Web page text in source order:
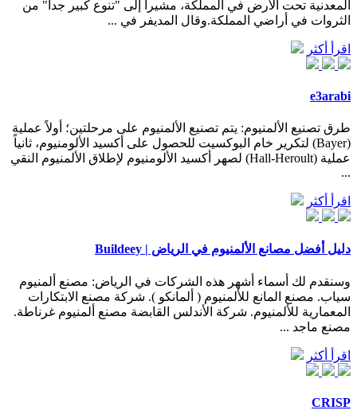
المعدنية تحت الأرض في المملكة، مشيرا إلى "تنوع كبير جدا" من
الثروات في أراضي المملكة.وقال المديفر في ...
اقرأ أكثر
e3arabi
طرق تصنيع الألمنيوم: يتم تصنيع الألمنيوم على مرحلتين؛ أولاً عملية
(Bayer) لتكرير خام البوكسيت للحصول على أكسيد الألومنيوم، ثانياً
عملية (Hall-Heroult) لصهر أكسيد الألومنيوم لإطلاق الألمنيوم النقي
...
اقرأ أكثر
دليل أفضل مصانع الألمنيوم في الرياض | Buildeey
وسنقدم لك أسماء أشهر هذه الشركات في الرياض: مصنع ألمنيوم
سياب. مصنع المانع للألمنيوم ( ألمانكو ). شركة مصنع الابتكارات
المعمارية للألمنيوم. شركة الأندلس القابضة مصنع ألمنيوم غرناطة.
مصنع ماجد ...
اقرأ أكثر
CRISP